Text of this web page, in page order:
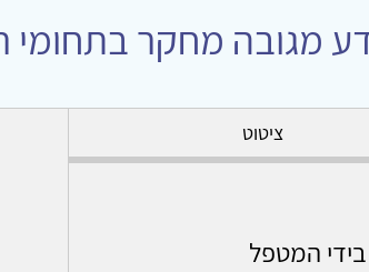
מגובה מחקר בתחומי
ציטוט
המטפל